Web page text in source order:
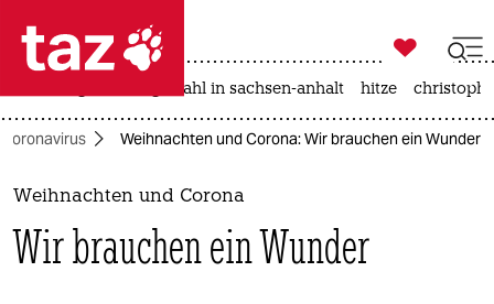
 taz zahl ich
taz zahl ich
themen
politik

taz zahl ich
landtagswahl in sachsen-anhalt hitze
Coronavirus Weihnachten und Corona: Wir brauchen ein Wunder
Weihnachten und Corona
Wir brauchen ein Wunder